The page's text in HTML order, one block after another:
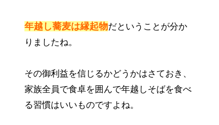
年越し蕎麦は縁起物だということが分か
りましたね。
その御利益を信じるかどうかはさておき、
家族全員で食卓を囲んで年越しそばを食べ
る習慣はいいものですよね。